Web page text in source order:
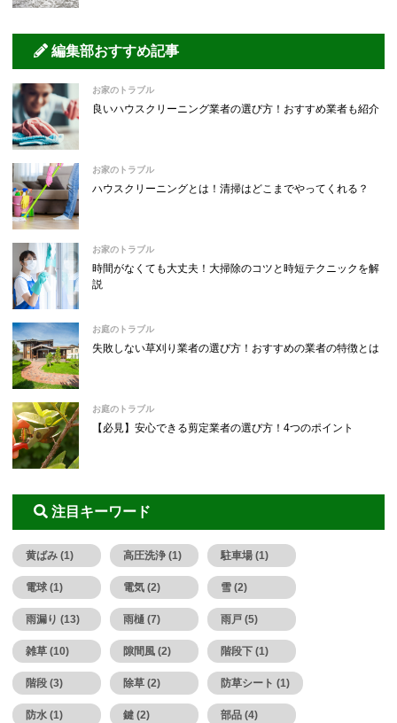
編集部おすすめ記事
お家のトラブル
良いハウスクリーニング業者の選び方！おすすめ業者も紹介
お家のトラブル
ハウスクリーニングとは！清掃はどこまでやってくれる？
お家のトラブル
時間がなくても大丈夫！大掃除のコツと時短テクニックを解
説
お庭のトラブル
失敗しない草刈り業者の選び方！おすすめの業者の特徴とは
お庭のトラブル
【必見】安心できる剪定業者の選び方！4つのポイント
注目キーワード
黄ばみ (1) 高圧洗浄 (1) 駐車場 (1)
電球 (1) 電気 (2) 雪 (2)
雨漏り (13) 雨樋 (7) 雨戸 (5)
雑草 (10) 隙間風 (2) 階段下 (1)
階段 (3) 除草 (2) 防草シート (1)
防水 (1) 鍵 (2) 部品 (4)